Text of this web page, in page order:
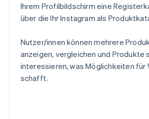
Ihrem Profilbildschirm eine
über die Ihr Instagram als
Nutzer/innen können mehrere
anzeigen, vergleichen und Produkte
interessieren, was Möglichkeiten für
schafft.